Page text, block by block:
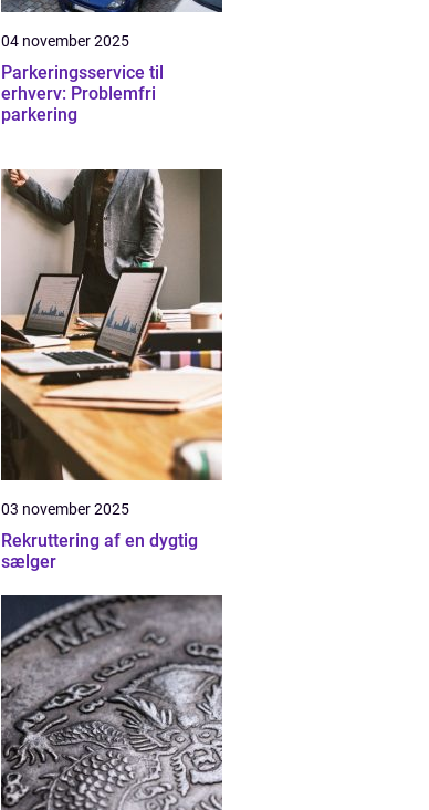
04 november 2025
Parkeringsservice til
erhverv: Problemfri
parkering
03 november 2025
Rekruttering af en dygtig
sælger